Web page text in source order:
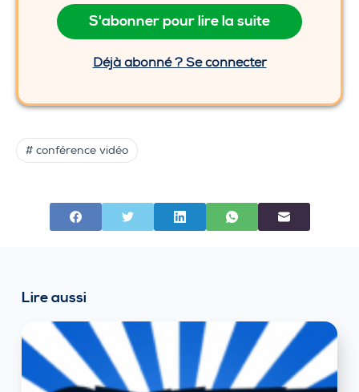
S'abonner pour lire la suite
Déjà abonné ? Se connecter
# conférence vidéo
Lire aussi